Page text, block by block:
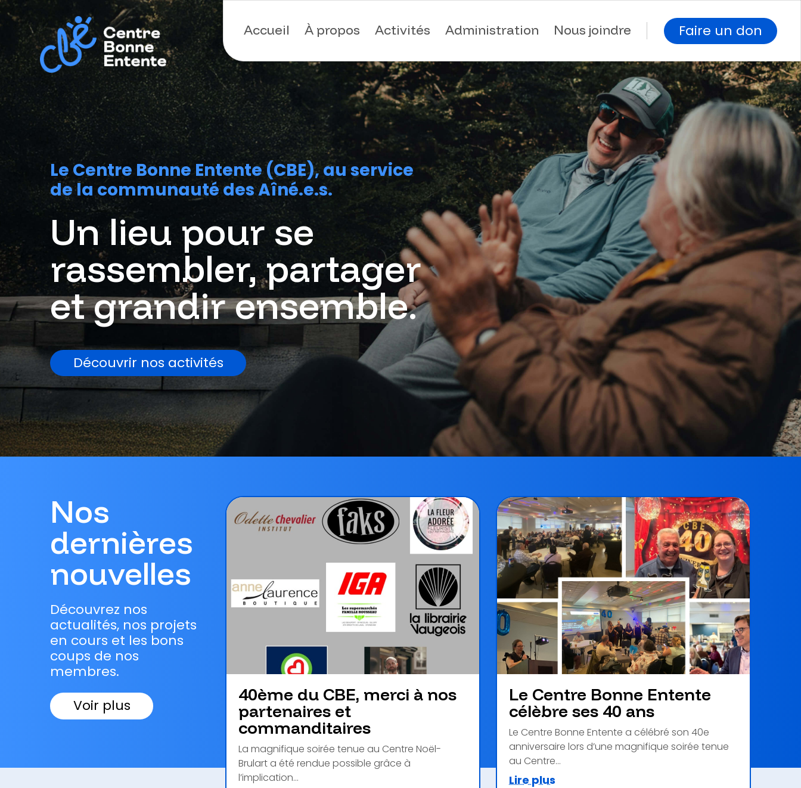
Accueil À propos Activités Administration Nous joindre Faire un don
Le Centre Bonne Entente (CBE), au service
de la communauté des Aîné.e.s.
Un lieu pour se
rassembler, partager
et grandir ensemble.
Découvrir nos activités
Nos
dernières
nouvelles
Découvrez nos
actualités, nos projets
en cours et les bons
coups de nos
membres.
Voir plus
40ème du CBE, merci à nos
partenaires et
commanditaires
La magnifique soirée tenue au Centre Noël-
Brulart a été rendue possible grâce à
l’implication...
Le Centre Bonne Entente
célèbre ses 40 ans
Le Centre Bonne Entente a célébré son 40e
anniversaire lors d’une magnifique soirée tenue
au Centre...
Lire plus